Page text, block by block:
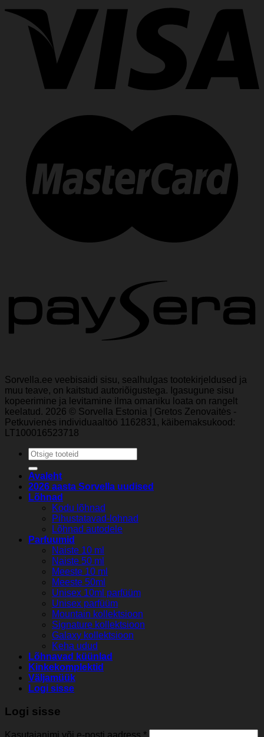
Sorvella.ee veebisaidi sisu, sealhulgas tootekirjeldused ja
muu teave, on kaitstud autoriõigustega. Igasugune sisu
kopeerimine ja levitamine ilma omaniku loata on rangelt
keelatud. 2026 © Sorvella Estonia | Gretos Zenovaitės -
Petkuvienės individuaaltöö 1162831, käibemaksukood:
LT100016523718
Otsi:
Avaleht
2026 aasta Sorvella uudised
Lõhnad
Kodu lõhnad
Pihustatavad-lohnad
Lõhnad autodele
Parfuumid
Naiste 10 ml
Naiste 50 ml
Meeste 10 ml
Meeste 50ml
Unisex 10ml parfüüm
Unisex parfüüm
Mountain kollektsioon
Signature kollektsioon
Galaxy kollektsioon
Keha udud
Lõhnavad küünlad
Kinkekomplektid
Väljamüük
Logi sisse
Logi sisse
Kasutajanimi või e-posti aadress *